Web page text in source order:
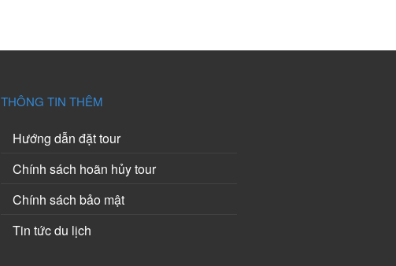
THÔNG TIN THÊM
Hướng dẫn đặt tour
Chính sách hoãn hủy tour
Chính sách bảo mật
Tin tức du lịch